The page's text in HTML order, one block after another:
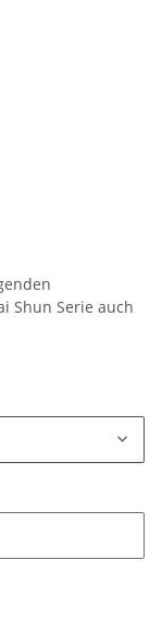
Shun Serie auch